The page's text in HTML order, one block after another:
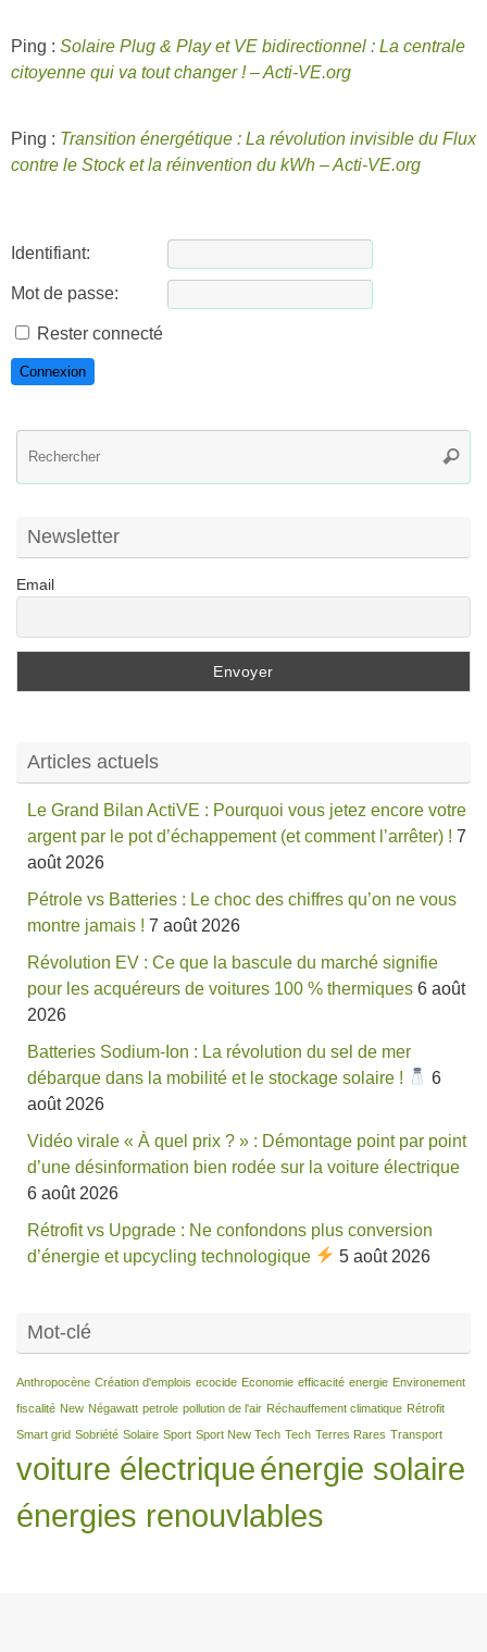
Ping : Solaire Plug & Play et VE bidirectionnel : La centrale
citoyenne qui va tout changer ! – Acti-VE.org
Ping : Transition énergétique : La révolution invisible du Flux
contre le Stock et la réinvention du kWh – Acti-VE.org
Identifiant:
Mot de passe:
Rester connecté
Connexion
Newsletter
Email
Articles actuels
Le Grand Bilan ActiVE : Pourquoi vous jetez encore votre
argent par le pot d’échappement (et comment l’arrêter) ! 7
août 2026
Pétrole vs Batteries : Le choc des chiffres qu’on ne vous
montre jamais ! 7 août 2026
Révolution EV : Ce que la bascule du marché signifie
pour les acquéreurs de voitures 100 % thermiques 6 août
2026
Batteries Sodium-Ion : La révolution du sel de mer
débarque dans la mobilité et le stockage solaire !
6
août 2026
Vidéo virale « À quel prix ? » : Démontage point par point
d’une désinformation bien rodée sur la voiture électrique
6 août 2026
Rétrofit vs Upgrade : Ne confondons plus conversion
d’énergie et upcycling technologique
5 août 2026
Mot-clé
Anthropocène Création d'emplois ecocide Economie efficacité energie Environement
fiscalité New Négawatt petrole pollution de l'air Réchauffement climatique Rétrofit
Smart grid Sobriété Solaire Sport Sport New Tech Tech Terres Rares Transport
voiture électriqueénergie solaire
énergies renouvlables